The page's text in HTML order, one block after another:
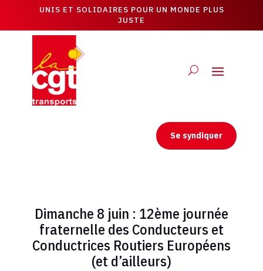
UNIS ET SOLIDAIRES POUR UN MONDE PLUS
JUSTE
Se syndiquer
Dimanche 8 juin : 12ème journée
fraternelle des Conducteurs et
Conductrices Routiers Européens
(et d’ailleurs)